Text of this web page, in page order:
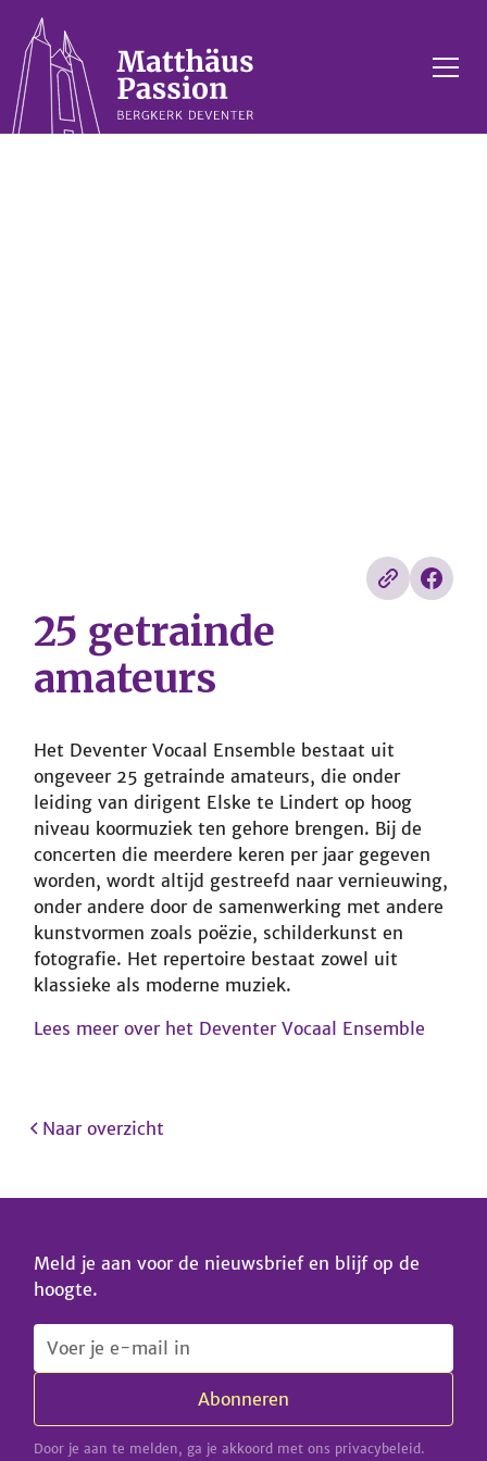
25 getrainde
amateurs
Het Deventer Vocaal Ensemble bestaat uit
ongeveer 25 getrainde amateurs, die onder
leiding van dirigent Elske te Lindert op hoog
niveau koormuziek ten gehore brengen. Bij de
concerten die meerdere keren per jaar gegeven
worden, wordt altijd gestreefd naar vernieuwing,
onder andere door de samenwerking met andere
kunstvormen zoals poëzie, schilderkunst en
fotografie. Het repertoire bestaat zowel uit
klassieke als moderne muziek.
Lees meer over het Deventer Vocaal Ensemble
Naar overzicht
Meld je aan voor de nieuwsbrief en blijf op de
hoogte.
Door je aan te melden, ga je akkoord met ons privacybeleid.